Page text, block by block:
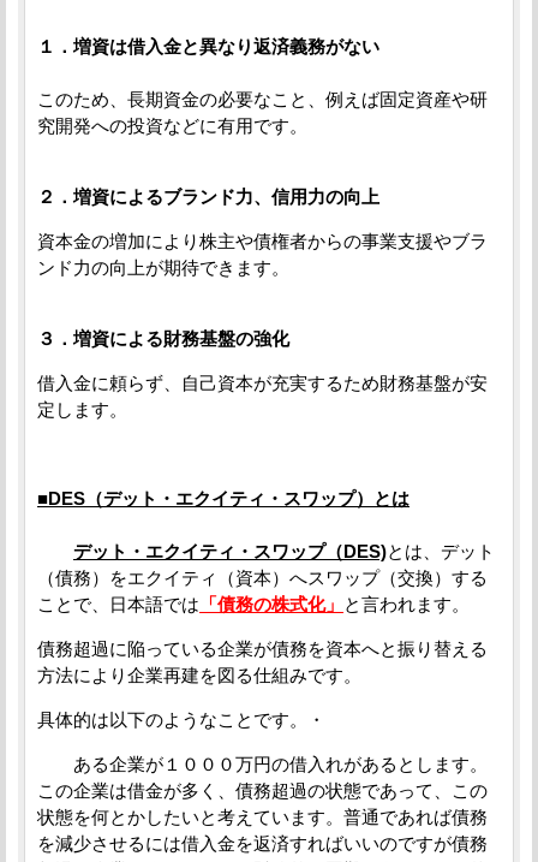
１．増資は借入金と異なり返済義務がない
このため、長期資金の必要なこと、例えば固定資産や研
究開発への投資などに有用です。
２．増資によるブランド力、信用力の向上
資本金の増加により株主や債権者からの事業支援やブラ
ンド力の向上が期待できます。
３．増資による財務基盤の強化
借入金に頼らず、自己資本が充実するため財務基盤が安
定します。
■DES（デット・エクイティ・スワップ）とは
デット・エクイティ・スワップ（DES)とは、デット
（債務）をエクイティ（資本）へスワップ（交換）する
ことで、日本語では 「債務の株式化」 と言われます。
債務超過に陥っている企業が債務を資本へと振り替える
方法により企業再建を図る仕組みです。
具体的は以下のようなことです。・
ある企業が１０００万円の借入れがあるとします。
この企業は借金が多く、債務超過の状態であって、この
状態を何とかしたいと考えています。普通であれば債務
を減少させるには借入金を返済すればいいのですが債務